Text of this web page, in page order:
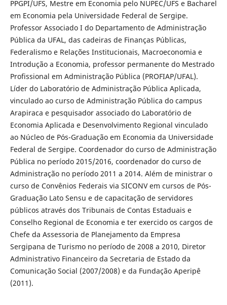
PPGPI/UFS, Mestre em Economia pelo NUPEC/UFS e Bacharel
em Economia pela Universidade Federal de Sergipe.
Professor Associado I do Departamento de Administração
Pública da UFAL, das cadeiras de Finanças Públicas,
Federalismo e Relações Institucionais, Macroeconomia e
Introdução a Economia, professor permanente do Mestrado
Profissional em Administração Pública (PROFIAP/UFAL).
Líder do Laboratório de Administração Pública Aplicada,
vinculado ao curso de Administração Pública do campus
Arapiraca e pesquisador associado do Laboratório de
Economia Aplicada e Desenvolvimento Regional vinculado
ao Núcleo de Pós-Graduação em Economia da Universidade
Federal de Sergipe. Coordenador do curso de Administração
Pública no período 2015/2016, coordenador do curso de
Administração no período 2011 a 2014. Além de ministrar o
curso de Convênios Federais via SICONV em cursos de Pós-
Graduação Lato Sensu e de capacitação de servidores
públicos através dos Tribunais de Contas Estaduais e
Conselho Regional de Economia e ter exercido os cargos de
Chefe da Assessoria de Planejamento da Empresa
Sergipana de Turismo no período de 2008 a 2010, Diretor
Administrativo Financeiro da Secretaria de Estado da
Comunicação Social (2007/2008) e da Fundação Aperipê
(2011).